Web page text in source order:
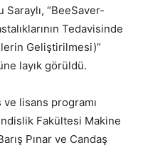
“BeeSaver-
Tedavisinde
Geliştirilmesi)”
layık görüldü.
lisans programı
Fakültesi Makine
Pınar ve Candaş